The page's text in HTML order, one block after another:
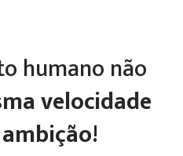
humano não
velocidade